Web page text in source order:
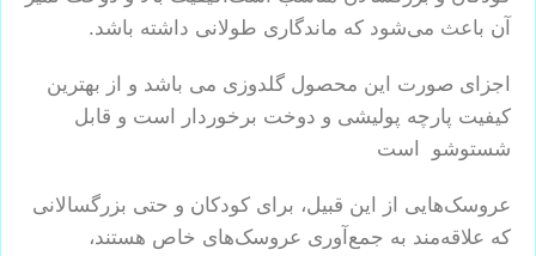
آن باعث می‌شود که ماندگاری طولانی داشته باشد.
اجزای صورت این محصول گلدوزی می باشد و از بهترین
کیفیت پارچه پولیشی و دوخت برخوردار است و قابل
شستوشو است
عروسک‌هایی از این قبیل، برای کودکان و حتی بزرگسالانی
که علاقه‌مند به جمع‌آوری عروسک‌های خاص هستند،